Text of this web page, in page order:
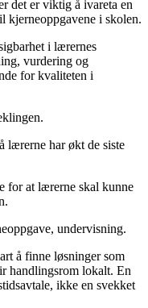
det er viktig å ivareta en
kjerneoppgavene i skolen.
i lærernes
vurdering og
for kvaliteten i
lærerne har økt de siste
for at lærerne skal kunne
undervisning.
å finne løsninger som
handlingsrom lokalt. En
ikke en svekket